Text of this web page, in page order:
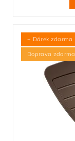
+ Dárek zdarma
Doprava zdarma